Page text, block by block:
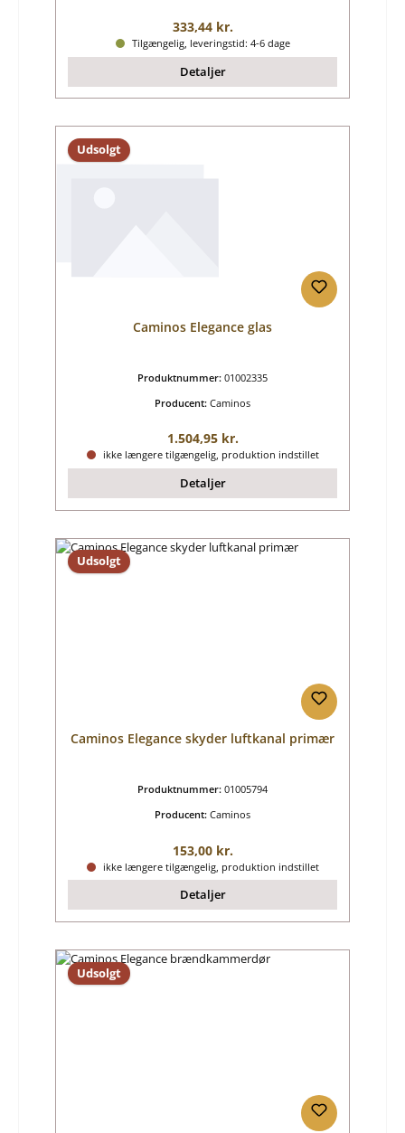
Almindelig pris:
333,44 kr.
Tilgængelig, leveringstid: 4-6 dage
Detaljer
Udsolgt
Caminos Elegance glas
Produktnummer: 01002335
Producent: Caminos
Almindelig pris:
1.504,95 kr.
ikke længere tilgængelig, produktion indstillet
Detaljer
Udsolgt
Caminos Elegance skyder luftkanal primær
Produktnummer: 01005794
Producent: Caminos
Almindelig pris:
153,00 kr.
ikke længere tilgængelig, produktion indstillet
Detaljer
Udsolgt